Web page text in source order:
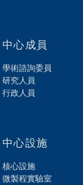
中心成員
學術諮詢委員
研究人員
行政人員
中心設施
核心設施
微製程實驗室